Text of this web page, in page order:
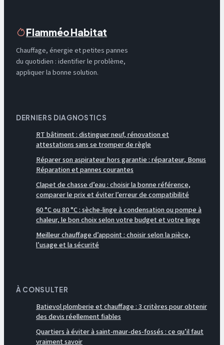
Flamméo Habitat
Chauffage, énergie et petites pannes
du quotidien : identifier le problème,
appliquer la bonne solution.
DERNIERS DIAGNOSTICS
RT bâtiment : distinguer neuf, rénovation et
attestations sans se tromper de règle
Réparer son aspirateur hors garantie : réparateur, Bonus
Réparation et pannes courantes
Clapet de chasse d’eau : choisir la bonne référence,
comparer le prix et éviter l’erreur de compatibilité
60 °C ou 80 °C : sèche-linge à condensation ou pompe à
chaleur, le bon choix selon votre budget et votre linge
Meilleur chauffage d’appoint : choisir selon la pièce,
l’usage et la sécurité
À CONSULTER
Batievol plomberie et chauffage : 3 critères pour obtenir
des devis réellement fiables
Quartiers à éviter à saint-maur-des-fossés : ce qu’il faut
vraiment savoir